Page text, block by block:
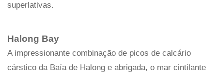
superlativas.
Halong Bay
A impressionante combinação de picos de calcário
cárstico da Baía de Halong e abrigada, o mar cintilante